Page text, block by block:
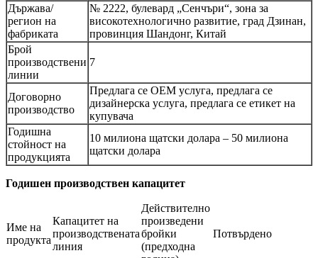
Държава/
регион на
фабриката
№ 2222, булевард „Сенчъри“, зона за
високотехнологично развитие, град Дзинан,
провинция Шандонг, Китай
Брой
производствени
линии
7
Договорно
производство
Предлага се OEM услуга, предлага се
дизайнерска услуга, предлага се етикет на
купувача
Годишна
стойност на
продукцията
10 милиона щатски долара – 50 милиона
щатски долара
Годишен производствен капацитет
Име на
продукта
Капацитет на
производствената
линия
Действително
произведени
бройки
(предходна
Потвърдено